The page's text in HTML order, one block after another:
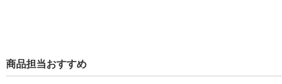
商品担当おすすめ